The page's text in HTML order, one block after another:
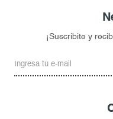
¡Suscribite y